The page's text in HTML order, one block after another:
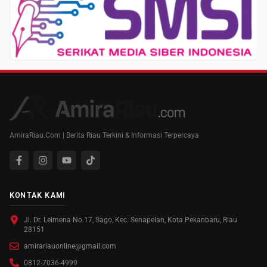
AmiraRiau.Com | Berita Riau Terkini & Informasi Terpercaya
KONTAK KAMI
Jl. Dr. Leimena No.17, Sago, Kec. Senapelan, Kota Pekanbaru, Riau
28151
amirariauonline@gmail.com
0812-7036-4999